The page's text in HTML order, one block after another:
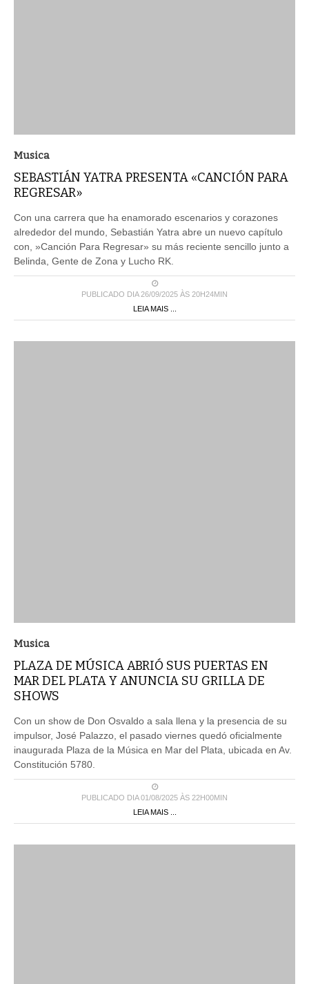
Musica
SEBASTIÁN YATRA PRESENTA «CANCIÓN PARA
REGRESAR»
Con una carrera que ha enamorado escenarios y corazones
alrededor del mundo, Sebastián Yatra abre un nuevo capítulo
con, »Canción Para Regresar» su más reciente sencillo junto a
Belinda, Gente de Zona y Lucho RK.
PUBLICADO DIA 26/09/2025 ÀS 20H24MIN
LEIA MAIS ...
Musica
PLAZA DE MÚSICA ABRIÓ SUS PUERTAS EN
MAR DEL PLATA Y ANUNCIA SU GRILLA DE
SHOWS
Con un show de Don Osvaldo a sala llena y la presencia de su
impulsor, José Palazzo, el pasado viernes quedó oficialmente
inaugurada Plaza de la Música en Mar del Plata, ubicada en Av.
Constitución 5780.
PUBLICADO DIA 01/08/2025 ÀS 22H00MIN
LEIA MAIS ...